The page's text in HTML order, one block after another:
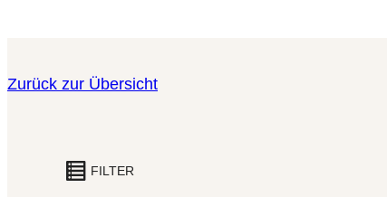
Zurück zur Übersicht
FILTER